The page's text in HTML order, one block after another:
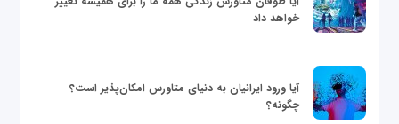
خواهد داد
آیا ورود ایرانیان به دنیای متاورس امکان‌پذیر است؟
چگونه؟